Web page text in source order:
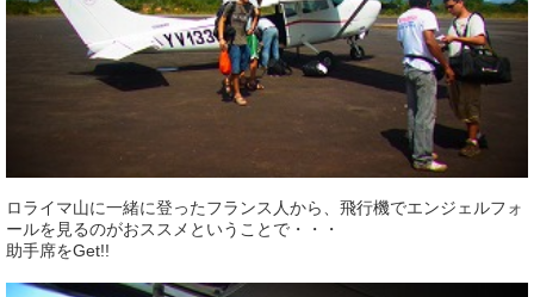
ロライマ山に一緒に登ったフランス人から、飛行機でエンジェルフォ
ールを見るのがおススメということで・・・
助手席をGet!!